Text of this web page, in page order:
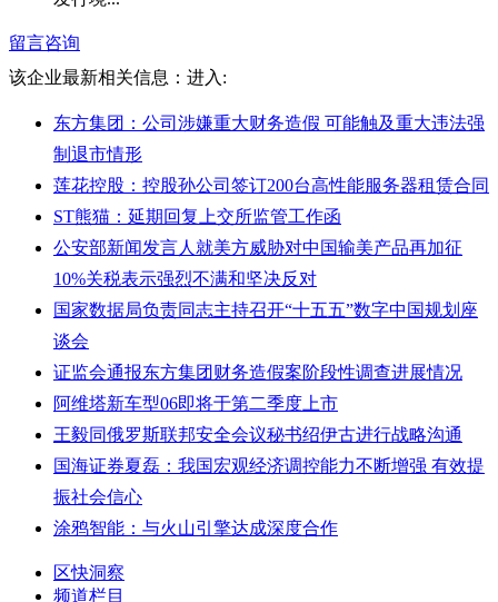
留言咨询
该企业最新相关信息： 进入:
东方集团：公司涉嫌重大财务造假 可能触及重大违法强
制退市情形
莲花控股：控股孙公司签订200台高性能服务器租赁合同
ST熊猫：延期回复上交所监管工作函
公安部新闻发言人就美方威胁对中国输美产品再加征
10%关税表示强烈不满和坚决反对
国家数据局负责同志主持召开“十五五”数字中国规划座
谈会
证监会通报东方集团财务造假案阶段性调查进展情况
阿维塔新车型06即将于第二季度上市
王毅同俄罗斯联邦安全会议秘书绍伊古进行战略沟通
国海证券夏磊：我国宏观经济调控能力不断增强 有效提
振社会信心
涂鸦智能：与火山引擎达成深度合作
区快洞察
频道栏目